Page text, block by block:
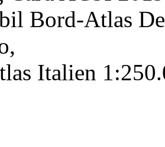
Bord-Atlas
Italien